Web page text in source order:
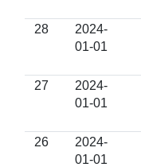
28
2024-
01-01
27
2024-
01-01
26
2024-
01-01